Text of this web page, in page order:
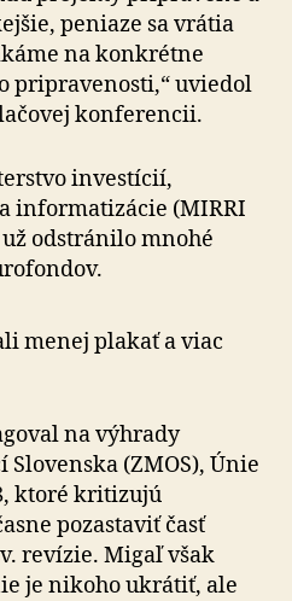
peniaze sa vrátia
na konkrétne
pripravenosti,“ uviedol
konferencii.
investícií,
informatizácie (MIRRI
odstránilo mnohé
menej plakať a viac
na výhrady
(ZMOS), Únie
ktoré kritizujú
pozastaviť časť
revízie. Migaľ však
je nikoho ukrátiť, ale